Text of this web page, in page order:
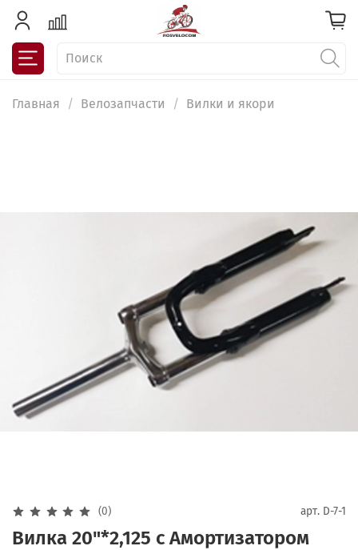
Главная Велозапчасти Вилки и якори
(0) арт. D-7-1
Вилка 20"*2,125 с Амортизатором